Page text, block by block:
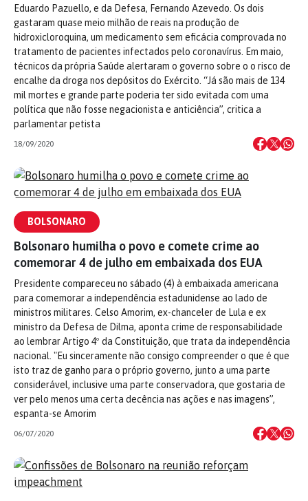
Eduardo Pazuello, e da Defesa, Fernando Azevedo. Os dois
gastaram quase meio milhão de reais na produção de
hidroxicloroquina, um medicamento sem eficácia comprovada no
tratamento de pacientes infectados pelo coronavírus. Em maio,
técnicos da própria Saúde alertaram o governo sobre o o risco de
encalhe da droga nos depósitos do Exército. “Já são mais de 134
mil mortes e grande parte poderia ter sido evitada com uma
política que não fosse negacionista e anticiência”, critica a
parlamentar petista
18/09/2020
BOLSONARO
Bolsonaro humilha o povo e comete crime ao
comemorar 4 de julho em embaixada dos EUA
Presidente compareceu no sábado (4) à embaixada americana
para comemorar a independência estadunidense ao lado de
ministros militares. Celso Amorim, ex-chanceler de Lula e ex
ministro da Defesa de Dilma, aponta crime de responsabilidade
ao lembrar Artigo 4º da Constituição, que trata da independência
nacional. "Eu sinceramente não consigo compreender o que é que
isto traz de ganho para o próprio governo, junto a uma parte
considerável, inclusive uma parte conservadora, que gostaria de
ver pelo menos uma certa decência nas ações e nas imagens”,
espanta-se Amorim
06/07/2020